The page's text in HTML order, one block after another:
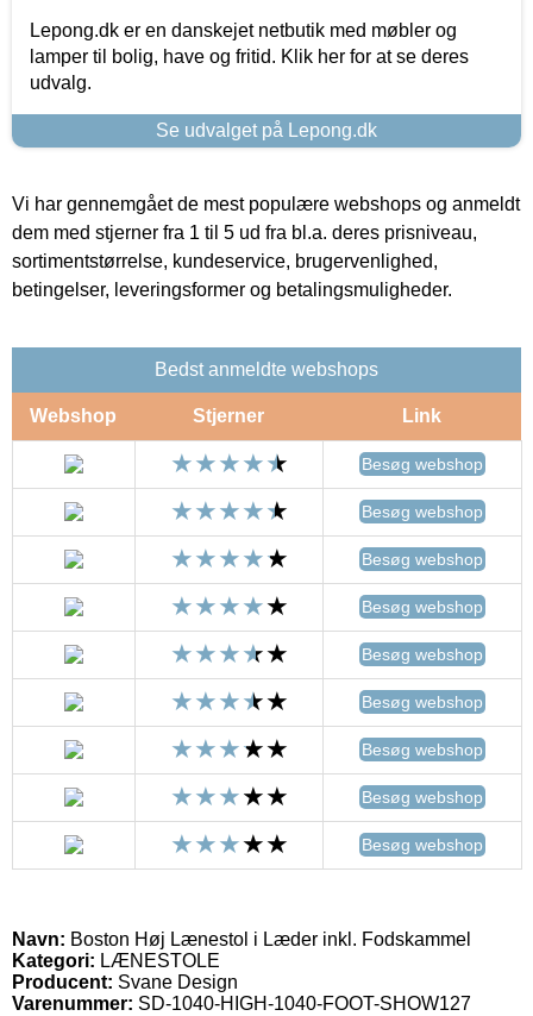
Lepong.dk er en danskejet netbutik med møbler og
lamper til bolig, have og fritid. Klik her for at se deres
udvalg.
Se udvalget på Lepong.dk
Vi har gennemgået de mest populære webshops og anmeldt
dem med stjerner fra 1 til 5 ud fra bl.a. deres prisniveau,
sortimentstørrelse, kundeservice, brugervenlighed,
betingelser, leveringsformer og betalingsmuligheder.
Bedst anmeldte webshops
Webshop Stjerner Link
Besøg webshop
Besøg webshop
Besøg webshop
Besøg webshop
Besøg webshop
Besøg webshop
Besøg webshop
Besøg webshop
Besøg webshop
Navn: Boston Høj Lænestol i Læder inkl. Fodskammel
Kategori: LÆNESTOLE
Producent: Svane Design
Varenummer: SD-1040-HIGH-1040-FOOT-SHOW127